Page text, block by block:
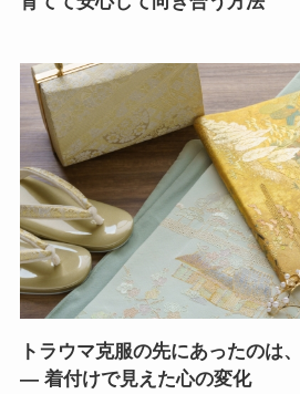
トラウマ克服の先にあったのは
― 着付けで見えた心の変化